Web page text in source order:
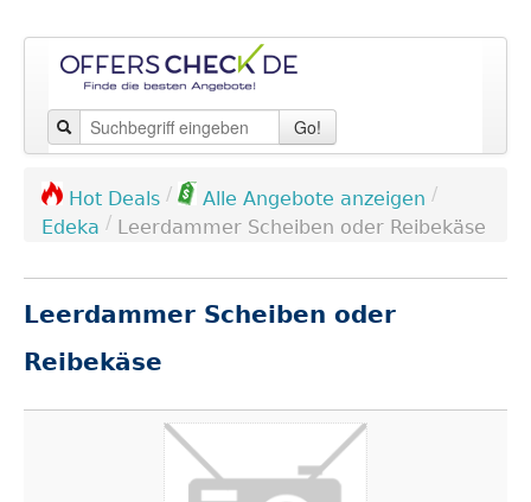
Go!
Hot Deals / Alle Angebote anzeigen /
Edeka / Leerdammer Scheiben oder Reibekäse
Leerdammer Scheiben oder
Reibekäse